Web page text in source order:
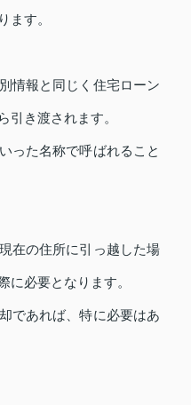
ます。
情報と同じく住宅ローン
引き渡されます。
った名称で呼ばれること
在の住所に引っ越した場
に必要となります。
であれば、特に必要はあ